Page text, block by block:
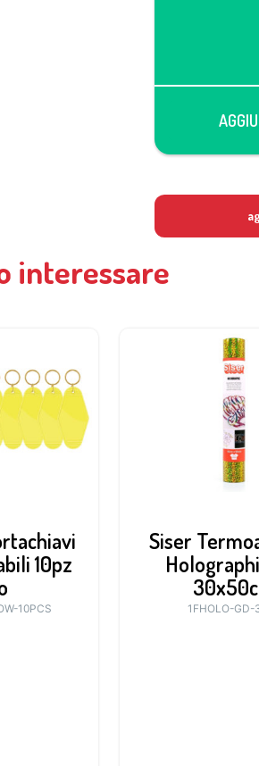
interessare
10pz
10PCS
Siser
1FHOLO-GD-